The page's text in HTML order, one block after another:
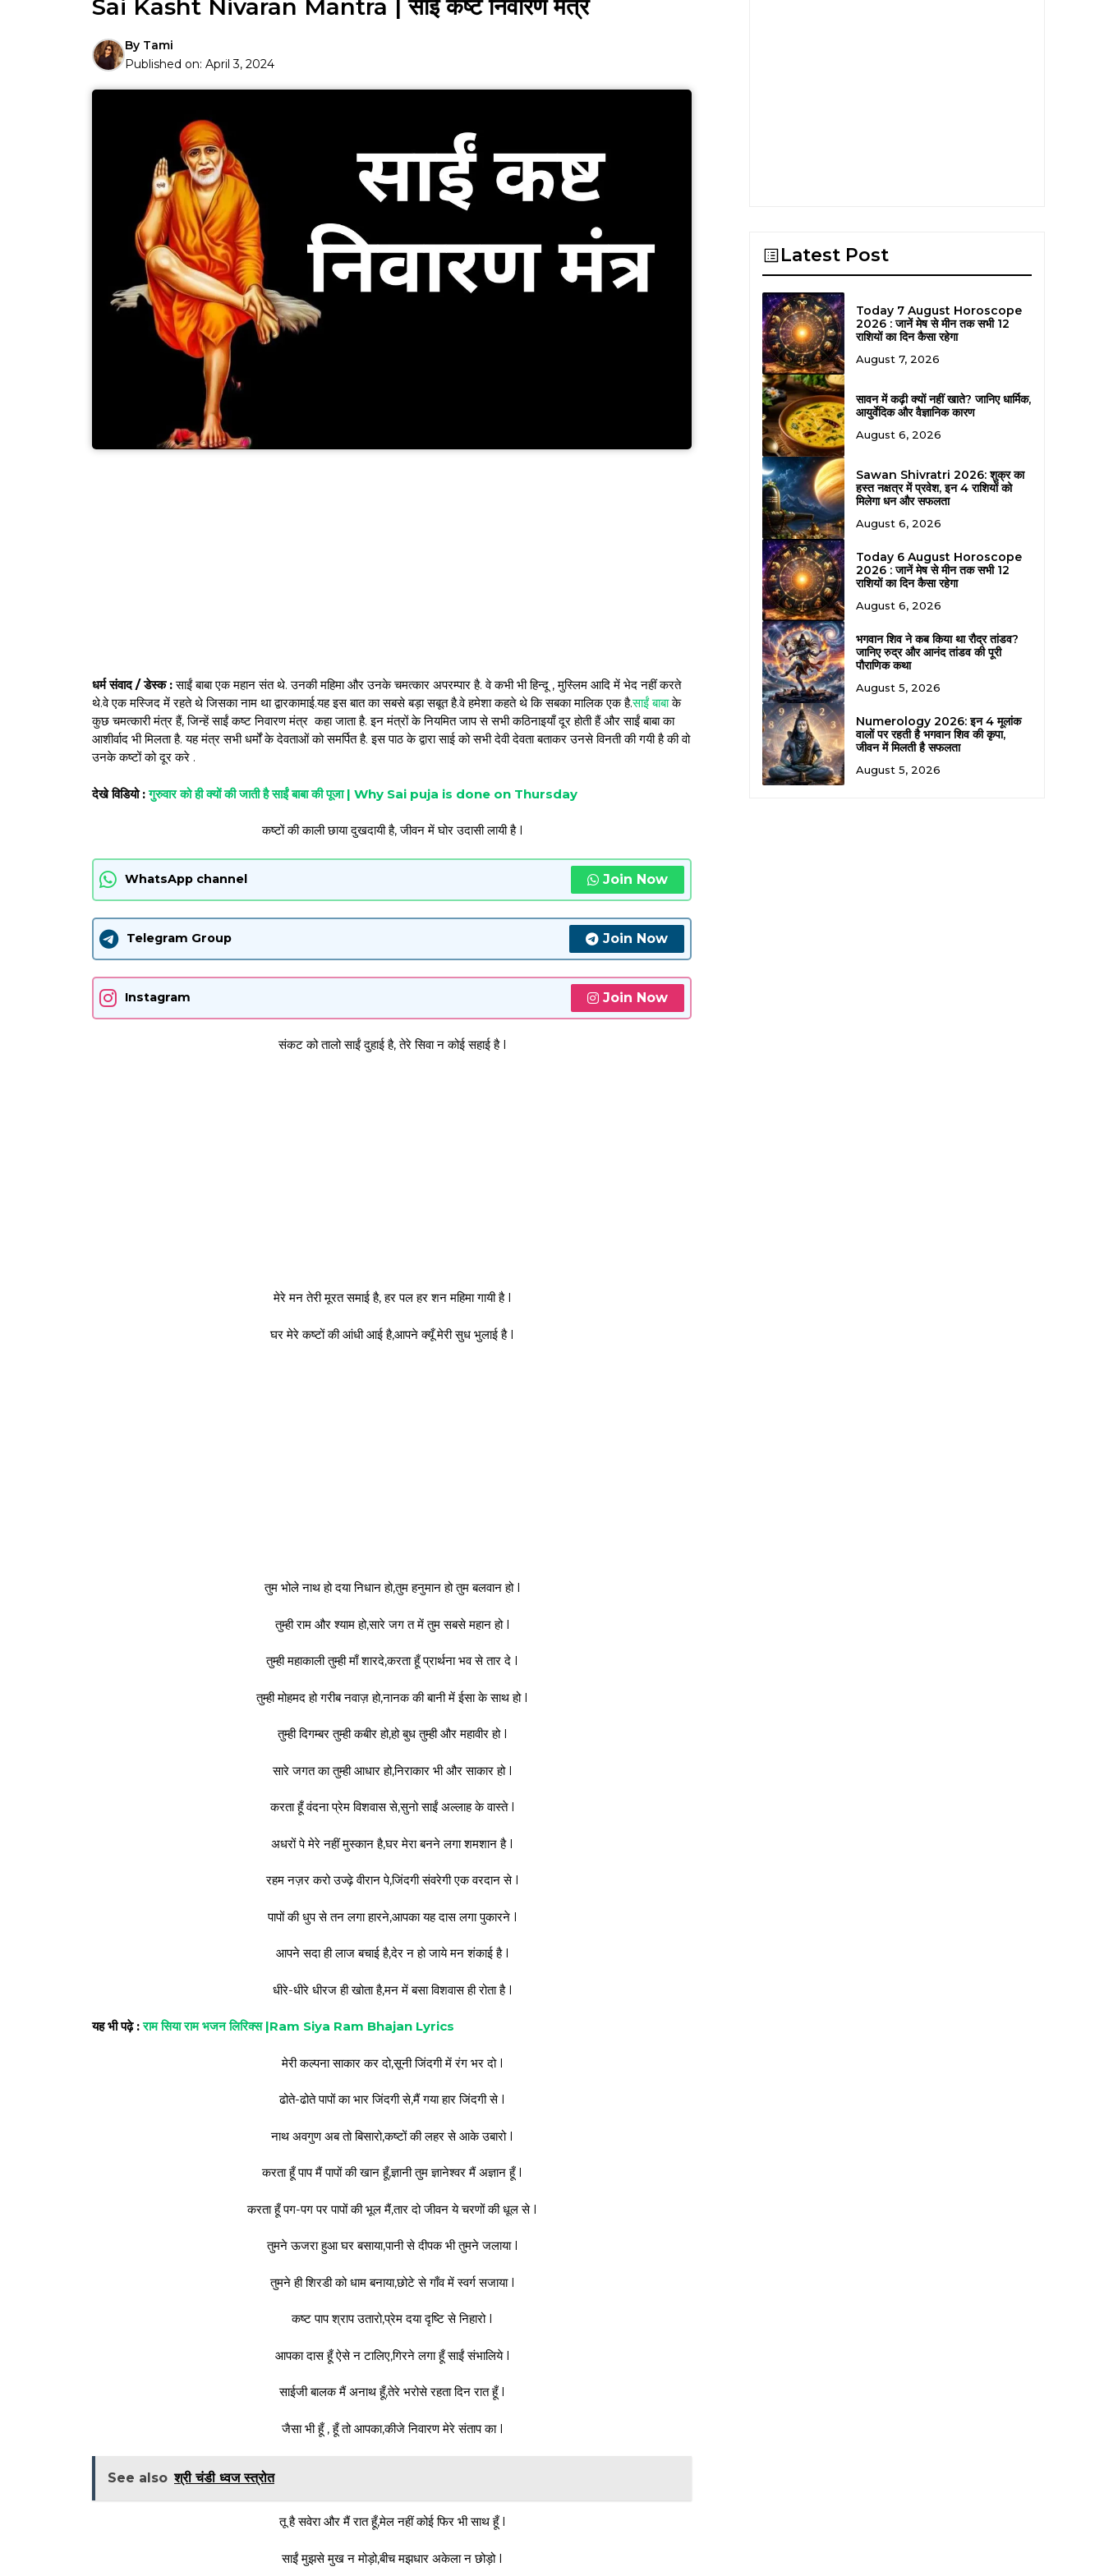
Sai Kasht Nivaran Mantra | साईं कष्ट निवारण मंत्र
By Tami
Published on: April 3, 2024
धर्म संवाद / डेस्क :साईं बाबा एक महान संत थे. उनकी महिमा और उनके चमत्कार अपरम्पार है. वे कभी भी हिन्दू , मुस्लिम आदि में भेद नहीं करते
थे.वे एक मस्जिद में रहते थे जिसका नाम था द्वारकामाई.यह इस बात का सबसे बड़ा सबूत है.वे हमेशा कहते थे कि सबका मालिक एक है.साईं बाबाके
कुछ चमत्कारी मंत्र हैं, जिन्हें साईं कष्ट निवारण मंत्र कहा जाता है. इन मंत्रों के नियमित जाप से सभी कठिनाइयाँ दूर होती हैं और साईं बाबा का
आशीर्वाद भी मिलता है. यह मंत्र सभी धर्मों के देवताओं को समर्पित है. इस पाठ के द्वारा साई को सभी देवी देवता बताकर उनसे विनती की गयी है की वो
उनके कष्टों को दूर करे .
देखे विडियो :गुरुवार को ही क्यों की जाती है साईं बाबा की पूजा | Why Sai puja is done on Thursday
कष्टों की काली छाया दुखदायी है, जीवन में घोर उदासी लायी है l
WhatsApp channel Join Now
Telegram Group Join Now
Instagram Join Now
संकट को तालो साईं दुहाई है, तेरे सिवा न कोई सहाई है l
मेरे मन तेरी मूरत समाई है, हर पल हर शन महिमा गायी है l
घर मेरे कष्टों की आंधी आई है,आपने क्यूँ मेरी सुध भुलाई है l
तुम भोले नाथ हो दया निधान हो,तुम हनुमान हो तुम बलवान हो l
तुम्ही राम और श्याम हो,सारे जग त में तुम सबसे महान हो l
तुम्ही महाकाली तुम्ही माँ शारदे,करता हूँ प्रार्थना भव से तार दे l
तुम्ही मोहमद हो गरीब नवाज़ हो,नानक की बानी में ईसा के साथ हो l
तुम्ही दिगम्बर तुम्ही कबीर हो,हो बुध तुम्ही और महावीर हो l
सारे जगत का तुम्ही आधार हो,निराकार भी और साकार हो l
करता हूँ वंदना प्रेम विशवास से,सुनो साईं अल्लाह के वास्ते l
अधरों पे मेरे नहीं मुस्कान है,घर मेरा बनने लगा शमशान है l
रहम नज़र करो उज्ढ़े वीरान पे,जिंदगी संवरेगी एक वरदान से l
पापों की धुप से तन लगा हारने,आपका यह दास लगा पुकारने l
आपने सदा ही लाज बचाई है,देर न हो जाये मन शंकाई है l
धीरे-धीरे धीरज ही खोता है,मन में बसा विशवास ही रोता है l
यह भी पढ़े :राम सिया राम भजन लिरिक्स |Ram Siya Ram Bhajan Lyrics
मेरी कल्पना साकार कर दो,सूनी जिंदगी में रंग भर दो l
ढोते-ढोते पापों का भार जिंदगी से,मैं गया हार जिंदगी से l
नाथ अवगुण अब तो बिसारो,कष्टों की लहर से आके उबारो l
करता हूँ पाप मैं पापों की खान हूँ,ज्ञानी तुम ज्ञानेश्वर मैं अज्ञान हूँ l
करता हूँ पग-पग पर पापों की भूल मैं,तार दो जीवन ये चरणों की धूल से l
तुमने ऊजरा हुआ घर बसाया,पानी से दीपक भी तुमने जलाया l
तुमने ही शिरडी को धाम बनाया,छोटे से गाँव में स्वर्ग सजाया l
कष्ट पाप श्राप उतारो,प्रेम दया दृष्टि से निहारो l
आपका दास हूँ ऐसे न टालिए,गिरने लगा हूँ साईं संभालिये l
साईजी बालक मैं अनाथ हूँ,तेरे भरोसे रहता दिन रात हूँ l
जैसा भी हूँ , हूँ तो आपका,कीजे निवारण मेरे संताप का l
See also श्री चंडी ध्वज स्त्रोत
तू है सवेरा और मैं रात हूँ,मेल नहीं कोई फिर भी साथ हूँ l
साईं मुझसे मुख न मोड़ो,बीच मझधार अकेला न छोड़ो l
Latest Post
Today 7 August Horoscope
2026 : जानें मेष से मीन तक सभी 12
राशियों का दिन कैसा रहेगा
August 7, 2026
सावन में कढ़ी क्यों नहीं खाते? जानिए धार्मिक,
आयुर्वेदिक और वैज्ञानिक कारण
August 6, 2026
Sawan Shivratri 2026: शुक्र का
हस्त नक्षत्र में प्रवेश, इन 4 राशियों को
मिलेगा धन और सफलता
August 6, 2026
Today 6 August Horoscope
2026 : जानें मेष से मीन तक सभी 12
राशियों का दिन कैसा रहेगा
August 6, 2026
भगवान शिव ने कब किया था रौद्र तांडव?
जानिए रुद्र और आनंद तांडव की पूरी
पौराणिक कथा
August 5, 2026
Numerology 2026: इन 4 मूलांक
वालों पर रहती है भगवान शिव की कृपा,
जीवन में मिलती है सफलता
August 5, 2026